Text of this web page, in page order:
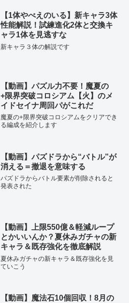
【1体やべえのいる】新キャラ3体
性能解説！試練進化2体と交換キ
ャラ1体を見逃すな
新キャラ３体の解説です
【動画】パズル力不要！魔夏の
+限界突破コロシアム【火】のメ
イドセイナ周回パがこれだ
魔夏の+限界突破コロシアムをクリアでき
る編成を紹介します
【動画】パズドラから“バトル”が
消える＝撤退を意味する
パズドラからバトル要素が削除されると
発表された
【動画】上限550億＆軽減ループ
とかいいんか？夏休みガチャの新
キャラ＆既存強化を徹底解説
夏休みガチャの新キャラ＆既存強化を見
ていこう
【動画】魔法石10個回収！8月の